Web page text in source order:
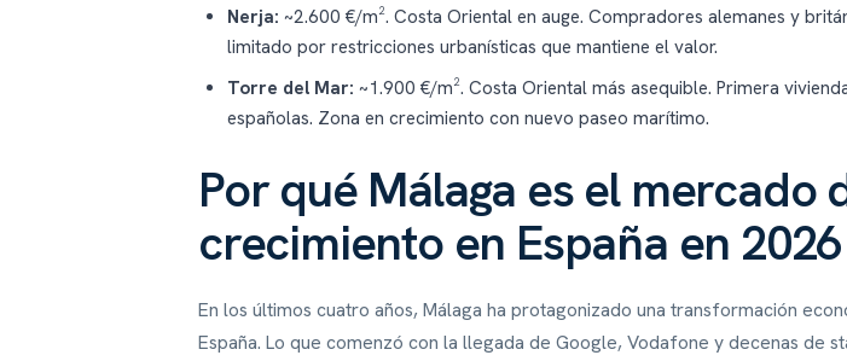
Nerja: ~2.600 €/m². Costa Oriental en auge. Compradores alemanes y
limitado por restricciones urbanísticas que mantiene el valor.
Torre del Mar: ~1.900 €/m². Costa Oriental más asequible. Primera
españolas. Zona en crecimiento con nuevo paseo marítimo.
Por qué Málaga es el mercado
crecimiento en España en 2026
En los últimos cuatro años, Málaga ha protagonizado una transformación
España. Lo que comenzó con la llegada de Google, Vodafone y decenas de